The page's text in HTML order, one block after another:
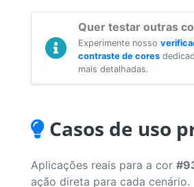
Quer testar outras
Experimente nosso
contraste de cores
mais detalhadas.
Casos de uso
Aplicações reais para a cor
ação direta para cada cenário.